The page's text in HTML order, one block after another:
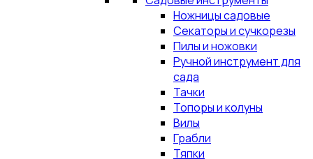
Ножницы садовые
Секаторы и сучкорезы
Пилы и ножовки
Ручной инструмент для
сада
Тачки
Топоры и колуны
Вилы
Грабли
Тяпки